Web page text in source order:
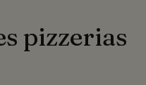
pizzerias